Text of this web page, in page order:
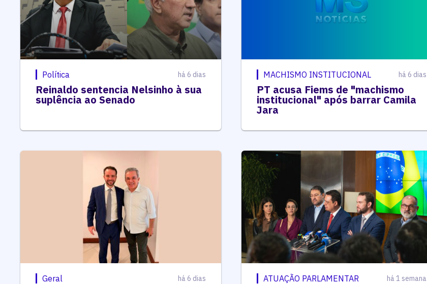
Política há 6 dias
Reinaldo sentencia Nelsinho à sua
suplência ao Senado
MACHISMO INSTITUCIONAL há 6 dias
PT acusa Fiems de "machismo
institucional" após barrar Camila
Jara
Geral há 6 dias ATUAÇÃO PARLAMENTAR há 1 semana